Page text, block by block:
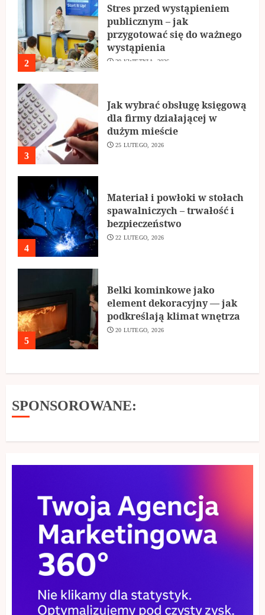
2
Stres przed wystąpieniem
publicznym – jak
przygotować się do ważnego
wystąpienia
29 KWIETNIA, 2026
3
Jak wybrać obsługę księgową
dla firmy działającej w
dużym mieście
25 LUTEGO, 2026
4
Materiał i powłoki w stołach
spawalniczych – trwałość i
bezpieczeństwo
22 LUTEGO, 2026
5
Belki kominkowe jako
element dekoracyjny — jak
podkreślają klimat wnętrza
20 LUTEGO, 2026
SPONSOROWANE: